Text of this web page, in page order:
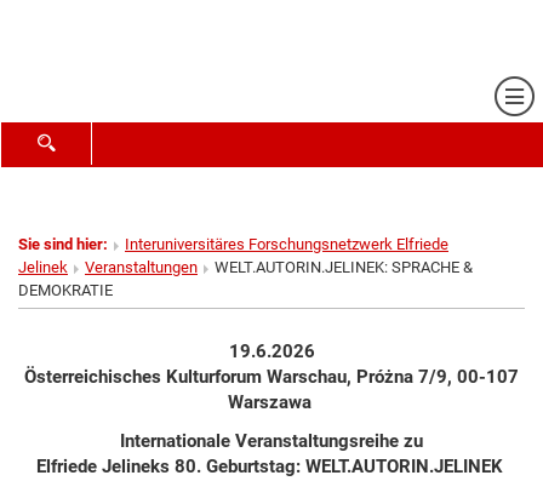
SUCHFORMULAR ÖFFNEN
Sie sind hier:
Interuniversitäres Forschungsnetzwerk Elfriede
Jelinek
Veranstaltungen
WELT.AUTORIN.JELINEK: SPRACHE &
DEMOKRATIE
19.6.2026
Österreichisches Kulturforum Warschau, Próżna 7/9, 00-107
Warszawa
Internationale Veranstaltungsreihe zu
Elfriede Jelineks 80. Geburtstag: WELT.AUTORIN.JELINEK